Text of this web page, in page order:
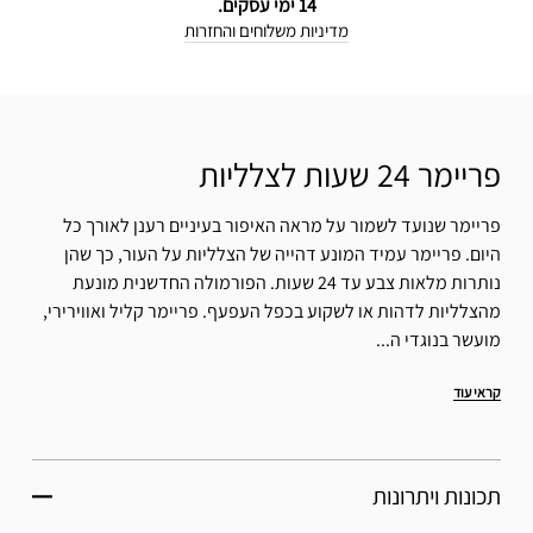
14 ימי עסקים.
מדיניות משלוחים והחזרות
פריימר 24 שעות לצלליות
פריימר שנועד לשמור על מראה האיפור בעיניים רענן לאורך כל
היום. פריימר עמיד המונע דהייה של הצלליות על העור, כך שהן
נותרות מלאות צבע עד 24 שעות. הפורמולה החדשנית מונעת
מהצלליות לדהות או לשקוע בכפל העפעף. פריימר קליל ואווירירי,
מועשר בנוגדי ה...
קראי עוד
תכונות ויתרונות